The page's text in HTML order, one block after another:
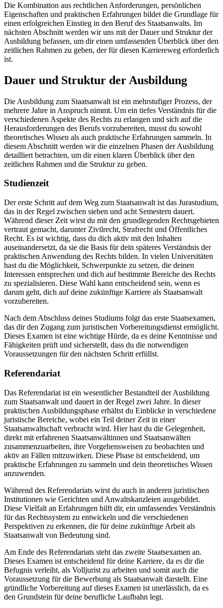
Die Kombination aus rechtlichen Anforderungen, persönlichen
Eigenschaften und praktischen Erfahrungen bildet die Grundlage für
einen erfolgreichen Einstieg in den Beruf des Staatsanwalts. Im
nächsten Abschnitt werden wir uns mit der Dauer und Struktur der
Ausbildung befassen, um dir einen umfassenden Überblick über den
zeitlichen Rahmen zu geben, der für diesen Karriereweg erforderlich
ist.
Dauer und Struktur der Ausbildung
Die Ausbildung zum Staatsanwalt ist ein mehrstufiger Prozess, der
mehrere Jahre in Anspruch nimmt. Um ein tiefes Verständnis für die
verschiedenen Aspekte des Rechts zu erlangen und sich auf die
Herausforderungen des Berufs vorzubereiten, musst du sowohl
theoretisches Wissen als auch praktische Erfahrungen sammeln. In
diesem Abschnitt werden wir die einzelnen Phasen der Ausbildung
detailliert betrachten, um dir einen klaren Überblick über den
zeitlichen Rahmen und die Struktur zu geben.
Studienzeit
Der erste Schritt auf dem Weg zum Staatsanwalt ist das Jurastudium,
das in der Regel zwischen sieben und acht Semestern dauert.
Während dieser Zeit wirst du mit den grundlegenden Rechtsgebieten
vertraut gemacht, darunter Zivilrecht, Strafrecht und Öffentliches
Recht. Es ist wichtig, dass du dich aktiv mit den Inhalten
auseinandersetzt, da sie die Basis für dein späteres Verständnis der
praktischen Anwendung des Rechts bilden. In vielen Universitäten
hast du die Möglichkeit, Schwerpunkte zu setzen, die deinen
Interessen entsprechen und dich auf bestimmte Bereiche des Rechts
zu spezialisieren. Diese Wahl kann entscheidend sein, wenn es
darum geht, dich auf deine zukünftige Karriere als Staatsanwalt
vorzubereiten.
Nach dem Abschluss deines Studiums folgt das erste Staatsexamen,
das dir den Zugang zum juristischen Vorbereitungsdienst ermöglicht.
Dieses Examen ist eine wichtige Hürde, da es deine Kenntnisse und
Fähigkeiten prüft und sicherstellt, dass du die notwendigen
Voraussetzungen für den nächsten Schritt erfüllst.
Referendariat
Das Referendariat ist ein wesentlicher Bestandteil der Ausbildung
zum Staatsanwalt und dauert in der Regel zwei Jahre. In dieser
praktischen Ausbildungsphase erhältst du Einblicke in verschiedene
juristische Bereiche, wobei ein Teil deiner Zeit in einer
Staatsanwaltschaft verbracht wird. Hier hast du die Gelegenheit,
direkt mit erfahrenen Staatsanwältinnen und Staatsanwälten
zusammenzuarbeiten, ihre Vorgehensweisen zu beobachten und
aktiv an Fällen mitzuwirken. Diese Phase ist entscheidend, um
praktische Erfahrungen zu sammeln und dein theoretisches Wissen
anzuwenden.
Während des Referendariats wirst du auch in anderen juristischen
Institutionen wie Gerichten und Anwaltskanzleien ausgebildet.
Diese Vielfalt an Erfahrungen hilft dir, ein umfassendes Verständnis
für das Rechtssystem zu entwickeln und die verschiedenen
Perspektiven zu erkennen, die für deine zukünftige Arbeit als
Staatsanwalt von Bedeutung sind.
Am Ende des Referendariats steht das zweite Staatsexamen an.
Dieses Examen ist entscheidend für deine Karriere, da es dir die
Befugnis verleiht, als Volljurist zu arbeiten und somit auch die
Voraussetzung für die Bewerbung als Staatsanwalt darstellt. Eine
gründliche Vorbereitung auf dieses Examen ist unerlässlich, da es
den Grundstein für deine berufliche Laufbahn legt.